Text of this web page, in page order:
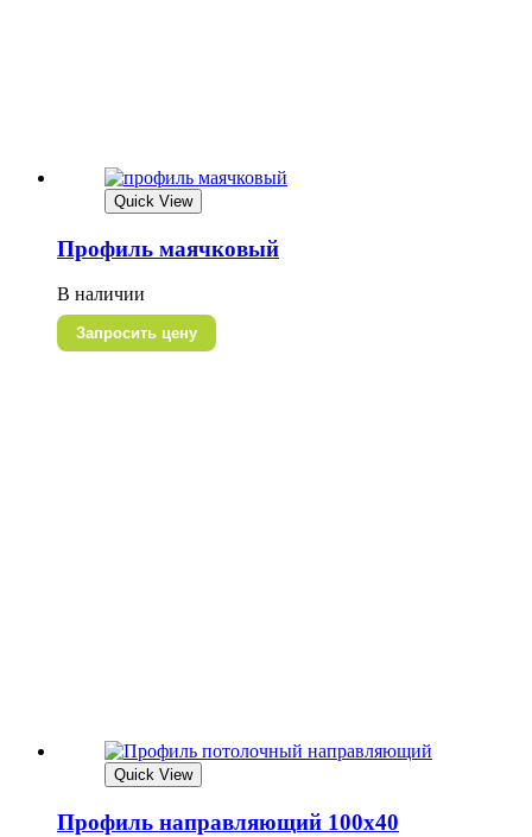
Quick View
Профиль маячковый
В наличии
Запросить цену
Quick View
Профиль направляющий 100х40